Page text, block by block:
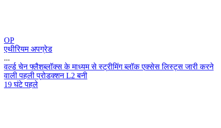
OP
एथीरियम अपग्रेड
...
वर चन फलशबलकस क मधयम स सटरमग बलक एकसस लसटस जर करन
वल पहल परडकशन L2 बन
19 घंटे पहले